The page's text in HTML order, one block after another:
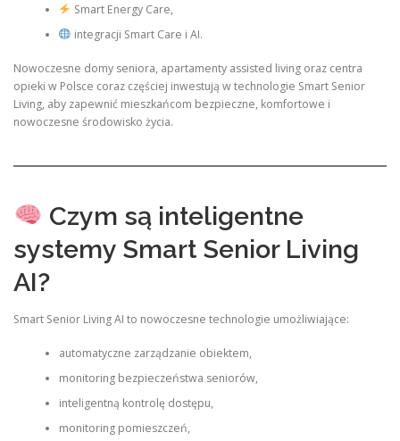
Smart Energy Care,
integracji Smart Care i AI.
Nowoczesne domy seniora, apartamenty assisted living oraz centra
opieki w Polsce coraz częściej inwestują w technologie Smart Senior
Living, aby zapewnić mieszkańcom bezpieczne, komfortowe i
nowoczesne środowisko życia.
Czym są inteligentne
systemy Smart Senior Living
AI?
Smart Senior Living AI to nowoczesne technologie umożliwiające:
automatyczne zarządzanie obiektem,
monitoring bezpieczeństwa seniorów,
inteligentną kontrolę dostępu,
monitoring pomieszczeń,